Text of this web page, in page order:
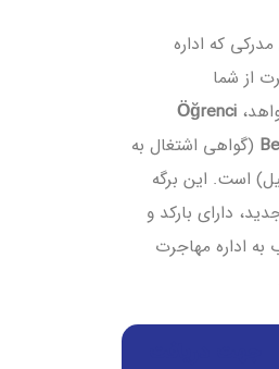
مدرکی که اداره
از شما
Öğrenci
(گواهی اشتغال به
است. این برگه
دارای بارکد و
اداره مهاجرت